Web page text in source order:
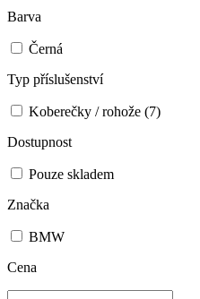
Barva
Černá
Typ příslušenství
Koberečky / rohože (7)
Dostupnost
Pouze skladem
Značka
BMW
Cena